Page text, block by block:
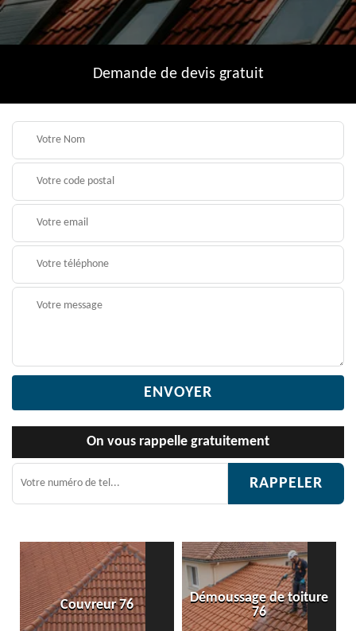
Demande de devis gratuit
On vous rappelle gratuitement
76
Démoussage de toiture
76
Etanchéité